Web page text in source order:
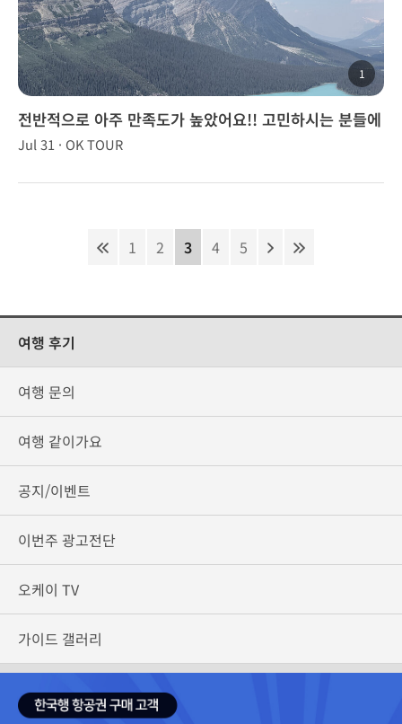
1
전반적으로 아주 만족도가 높았어요!! 고민하시는 분들에
게 강추해요🍁
Jul 31 · OK TOUR
1 2 3 4 5
여행 후기
여행 문의
여행 같이가요
공지/이벤트
이번주 광고전단
오케이 TV
가이드 갤러리